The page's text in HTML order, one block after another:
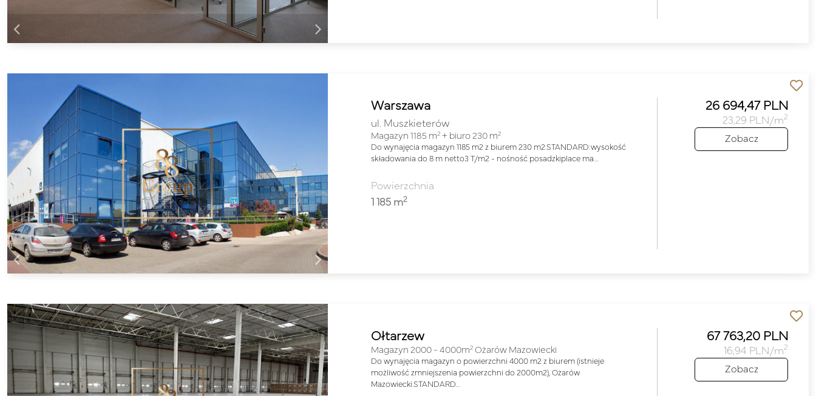
Warszawa
ul. Muszkieterów
Magazyn 1185 m2 + biuro 230 m2
Do wynajęcia magazyn 1185 m2 z biurem 230 m2.STANDARD:wysokość
składowania do 8 m netto3 T/m2 - nośność posadzkiplace ma…
Powierzchnia
1 185 m2
26 694,47 PLN
23,29 PLN/m2
Zobacz
Ołtarzew
Magazyn 2000 - 4000m2 Ożarów Mazowiecki
Do wynajęcia magazyn o powierzchni 4000 m2 z biurem (istnieje
możliwość zmniejszenia powierzchni do 2000m2), Ożarów
Mazowiecki.STANDARD…
67 763,20 PLN
16,94 PLN/m2
Zobacz